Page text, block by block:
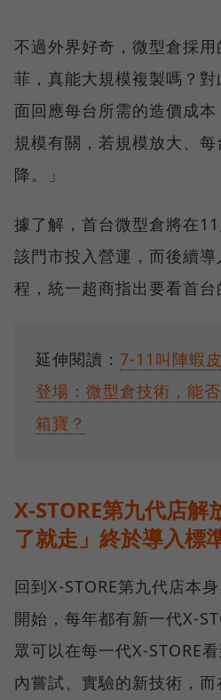
不過外界好奇，微型倉採
菲，真能大規模複製嗎？
面回應每台所需的造價成
規模有關，若規模放大、
降。」
據了解，首台微型倉將在
該門市投入營運，而後續
程，統一超商指出要看首台
延伸閱讀： 7-11叫陣蝦
登場：微型倉技術，能
箱寶？
X-STORE第九代店解
了就走」終於導入標
回到X-STORE第九代店本
開始，每年都有新一代X-
眾可以在每一代X-STORE
內嘗試、實驗的新技術，而